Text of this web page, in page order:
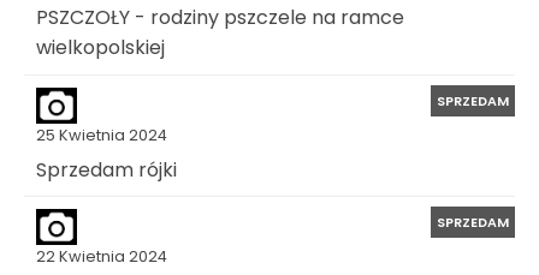
PSZCZOŁY - rodziny pszczele na ramce
wielkopolskiej
25 Kwietnia 2024
SPRZEDAM
Sprzedam rójki
22 Kwietnia 2024
SPRZEDAM